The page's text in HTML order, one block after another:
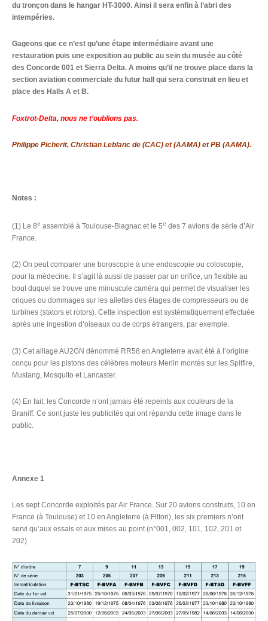
du tronçon dans le hangar HT-3000. Ainsi il sera enfin à l’abri des
intempéries.
Gageons que ce n’est qu’une étape intermédiaire avant une
restauration puis une exposition au public au sein du musée au côté
des Concorde 001 et Sierra Delta. A moins qu’il ne trouve place dans la
section aviation commerciale du futur hall qui sera construit en lieu et
place des Halls A et B.
Foxtrot-Delta, nous ne t’oublions pas.
Philippe Picherit, Christian Leblanc de (CAC) et (AAMA) et PB (AAMA).
Notes :
(1) Le 8e assemblé à Toulouse-Blagnac et le 5e des 7 avions de série d’Air
France.
(2) On peut comparer une boroscopie à une endoscopie ou coloscopie,
pour la médecine. Il s’agit là aussi de passer par un orifice, un flexible au
bout duquel se trouve une minuscule caméra qui permet de visualiser les
criques ou dommages sur les ailettes des étages de compresseurs ou de
turbines (stators et rotors). Cette inspection est systématiquement effectuée
après une ingestion d’oiseaux ou de corps étrangers, par exemple.
(3) Cet alliage AU2GN dénommé RR58 en Angleterre avait été à l’origine
conçu pour les pistons des célèbres moteurs Merlin montés sur les Spitfire,
Mustang, Mosquito et Lancaster.
(4) En fait, les Concorde n’ont jamais été repeints aux couleurs de la
Braniff. Ce sont juste les publicités qui ont répandu cette image dans le
public.
Annexe 1
Les sept Concorde exploités par Air France. Sur 20 avions construits, 10 en
France (à Toulouse) et 10 en Angleterre (à Filton), les six premiers n’ont
servi qu’aux essais et aux mises au point (n°001, 002, 101, 102, 201 et
202)